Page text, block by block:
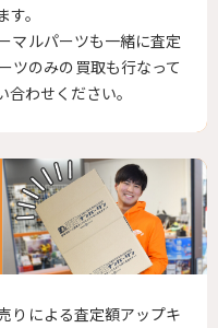
。
マルパーツも一緒に査定
ツのみの買取も行なって
わせください。
りによる査定額アップキ